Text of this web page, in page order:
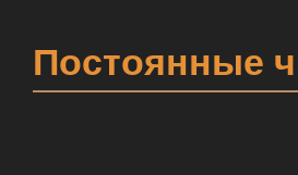
Постоянные